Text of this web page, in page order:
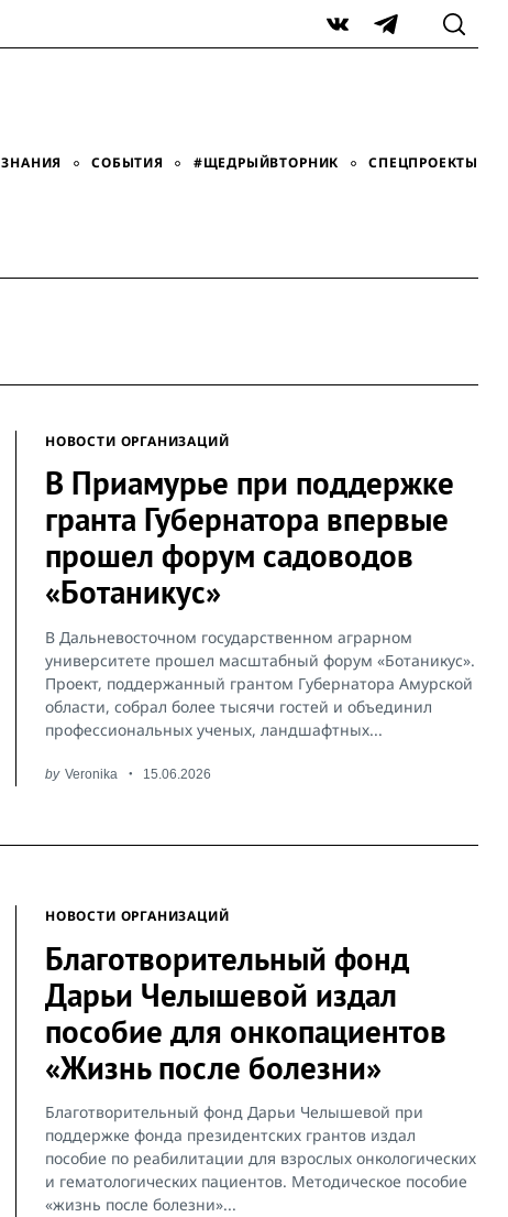
VK Telegram
ЗНАНИЯ СОБЫТИЯ #ЩЕДРЫЙВТОРНИК СПЕЦПРОЕКТЫ
НОВОСТИ ОРГАНИЗАЦИЙ
В Приамурье при поддержке
гранта Губернатора впервые
прошел форум садоводов
«Ботаникус»
В Дальневосточном государственном аграрном
университете прошел масштабный форум «Ботаникус».
Проект, поддержанный грантом Губернатора Амурской
области, собрал более тысячи гостей и объединил
профессиональных ученых, ландшафтных...
by Veronika 15.06.2026
НОВОСТИ ОРГАНИЗАЦИЙ
Благотворительный фонд
Дарьи Челышевой издал
пособие для онкопациентов
«Жизнь после болезни»
Благотворительный фонд Дарьи Челышевой при
поддержке фонда президентских грантов издал
пособие по реабилитации для взрослых онкологических
и гематологических пациентов. Методическое пособие
«жизнь после болезни»...